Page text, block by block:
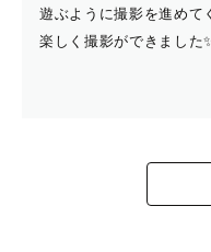
遊ぶように撮影を進めて
楽しく撮影ができました